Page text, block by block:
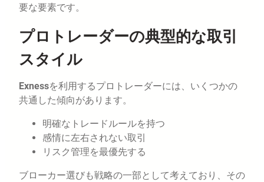
要な要素です。
プロトレーダーの典型的な取引
スタイル
Exnessを利用するプロトレーダーには、いくつかの
共通した傾向があります。
明確なトレードルールを持つ
感情に左右されない取引
リスク管理を最優先する
ブローカー選びも戦略の一部として考えており、その